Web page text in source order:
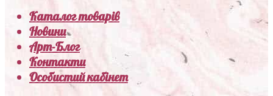
Каталог товарів
Новини
Арт-Блог
Контакти
Особистий кабінет